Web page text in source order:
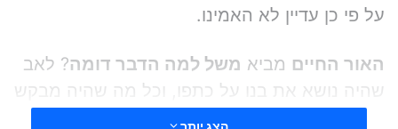
על פי כן עדיין לא האמינו.
האור החיים מביא משל למה הדבר דומה? לאב
שהיה נושא את בנו על כתפו, וכל מה שהיה מבקש
הצג יותר